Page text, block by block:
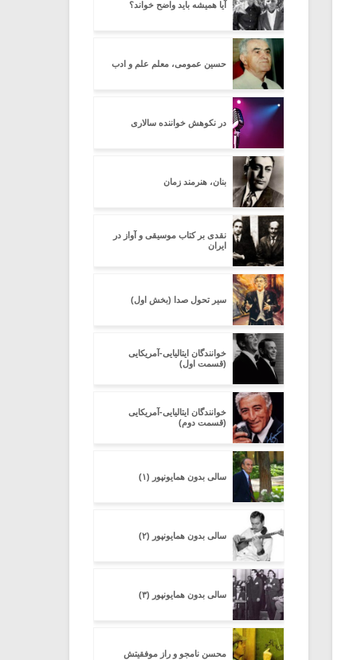
آیا همیشه باید واضح خواند؟
حسین عمومی، معلم علم و ادب
در نکوهش خواننده سالاری
بنان، هنرمند زمان
نقدی بر کتاب موسیقی و آواز در
ایران
سیر تحول صدا (بخش اول)
خوانندگان ایتالیایی-آمریکایی
(قسمت اول)
خوانندگان ایتالیایی-آمریکایی
(قسمت دوم)
سالی بدون همایون­پور (۱)
سالی بدون همایونپور (۲)
سالی بدون همایونپور (۳)
محسن نامجو و راز موفقیتش